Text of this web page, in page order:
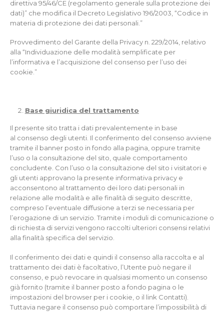
direttiva 95/46/CE (regolamento generale sulla protezione dei
dati)” che modifica il Decreto Legislativo 196/2003, “Codice in
materia di protezione dei dati personali.”
Provvedimento del Garante della Privacy n. 229/2014, relativo
alla “Individuazione delle modalità semplificate per
l’informativa e l’acquisizione del consenso per l’uso dei
cookie.”
Base giuridica del trattamento
Il presente sito tratta i dati prevalentemente in base
al consenso degli utenti. Il conferimento del consenso avviene
tramite il banner posto in fondo alla pagina, oppure tramite
l’uso o la consultazione del sito, quale comportamento
concludente. Con l’uso o la consultazione del sito i visitatori e
gli utenti approvano la presente informativa privacy e
acconsentono al trattamento dei loro dati personali in
relazione alle modalità e alle finalità di seguito descritte,
compreso l’eventuale diffusione a terzi se necessaria per
l’erogazione di un servizio. Tramite i moduli di comunicazione o
di richiesta di servizi vengono raccolti ulteriori consensi relativi
alla finalità specifica del servizio.
Il conferimento dei dati e quindi il consenso alla raccolta e al
trattamento dei dati è facoltativo, l’Utente può negare il
consenso, e può revocare in qualsiasi momento un consenso
già fornito (tramite il banner posto a fondo pagina o le
impostazioni del browser per i cookie, o il link Contatti).
Tuttavia negare il consenso può comportare l’impossibilità di